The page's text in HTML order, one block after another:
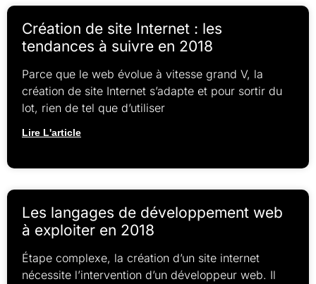
Création de site Internet : les
tendances à suivre en 2018
Parce que le web évolue à vitesse grand V, la
création de site Internet s’adapte et pour sortir du
lot, rien de tel que d’utiliser
Lire L'article
Les langages de développement web
à exploiter en 2018
Étape complexe, la création d’un site internet
nécessite l’intervention d’un développeur web. Il